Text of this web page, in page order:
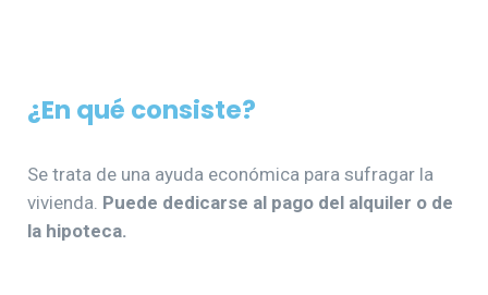
¿En qué consiste?
Se trata de una ayuda económica para sufragar la
vivienda. Puede dedicarse al pago del alquiler o de
la hipoteca.